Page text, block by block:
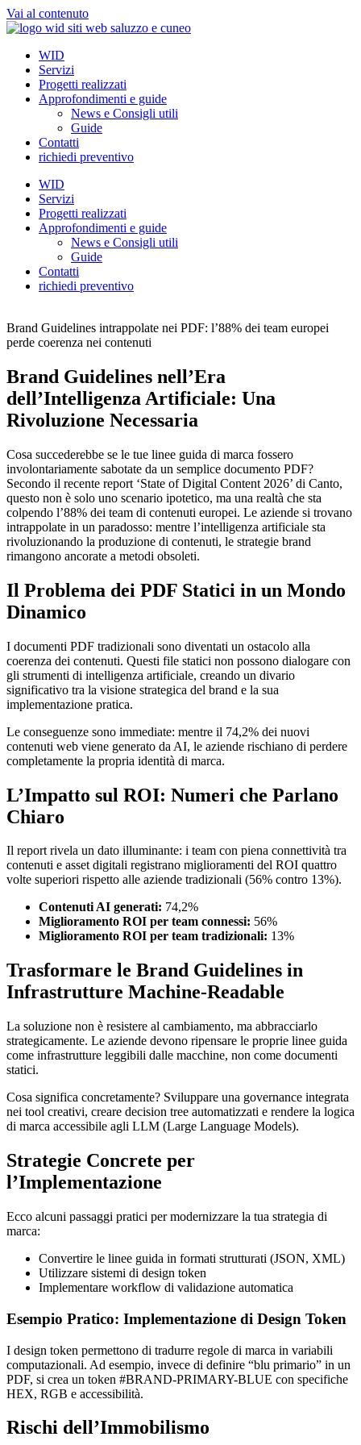
Vai al contenuto
WID
Servizi
Progetti realizzati
Approfondimenti e guide
News e Consigli utili
Guide
Contatti
richiedi preventivo
WID
Servizi
Progetti realizzati
Approfondimenti e guide
News e Consigli utili
Guide
Contatti
richiedi preventivo
Brand Guidelines intrappolate nei PDF: l’88% dei team europei
perde coerenza nei contenuti
Brand Guidelines nell’Era
dell’Intelligenza Artificiale: Una
Rivoluzione Necessaria
Cosa succederebbe se le tue linee guida di marca fossero
involontariamente sabotate da un semplice documento PDF?
Secondo il recente report ‘State of Digital Content 2026’ di Canto,
questo non è solo uno scenario ipotetico, ma una realtà che sta
colpendo l’88% dei team di contenuti europei. Le aziende si trovano
intrappolate in un paradosso: mentre l’intelligenza artificiale sta
rivoluzionando la produzione di contenuti, le strategie brand
rimangono ancorate a metodi obsoleti.
Il Problema dei PDF Statici in un Mondo
Dinamico
I documenti PDF tradizionali sono diventati un ostacolo alla
coerenza dei contenuti. Questi file statici non possono dialogare con
gli strumenti di intelligenza artificiale, creando un divario
significativo tra la visione strategica del brand e la sua
implementazione pratica.
Le conseguenze sono immediate: mentre il 74,2% dei nuovi
contenuti web viene generato da AI, le aziende rischiano di perdere
completamente la propria identità di marca.
L’Impatto sul ROI: Numeri che Parlano
Chiaro
Il report rivela un dato illuminante: i team con piena connettività tra
contenuti e asset digitali registrano miglioramenti del ROI quattro
volte superiori rispetto alle aziende tradizionali (56% contro 13%).
Contenuti AI generati: 74,2%
Miglioramento ROI per team connessi: 56%
Miglioramento ROI per team tradizionali: 13%
Trasformare le Brand Guidelines in
Infrastrutture Machine-Readable
La soluzione non è resistere al cambiamento, ma abbracciarlo
strategicamente. Le aziende devono ripensare le proprie linee guida
come infrastrutture leggibili dalle macchine, non come documenti
statici.
Cosa significa concretamente? Sviluppare una governance integrata
nei tool creativi, creare decision tree automatizzati e rendere la logica
di marca accessibile agli LLM (Large Language Models).
Strategie Concrete per
l’Implementazione
Ecco alcuni passaggi pratici per modernizzare la tua strategia di
marca:
Convertire le linee guida in formati strutturati (JSON, XML)
Utilizzare sistemi di design token
Implementare workflow di validazione automatica
Esempio Pratico: Implementazione di Design Token
I design token permettono di tradurre regole di marca in variabili
computazionali. Ad esempio, invece di definire “blu primario” in un
PDF, si crea un token #BRAND-PRIMARY-BLUE con specifiche
HEX, RGB e accessibilità.
Rischi dell’Immobilismo